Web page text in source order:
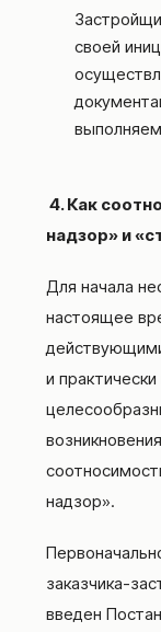
своей
4. Как
надзор» и
Для начала
настоящее
и
надзор».
заказчика-
введен